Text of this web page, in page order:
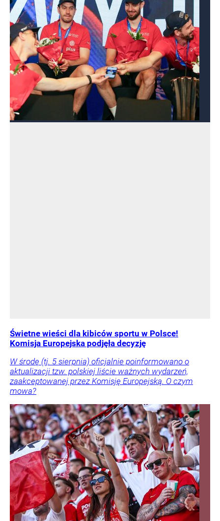
Świetne wieści dla kibiców sportu w Polsce!
Komisja Europejska podjęła decyzję
W środę (tj. 5 sierpnia) oficjalnie poinformowano o
aktualizacji tzw. polskiej liście ważnych wydarzeń,
zaakceptowanej przez Komisję Europejską. O czym
mowa?